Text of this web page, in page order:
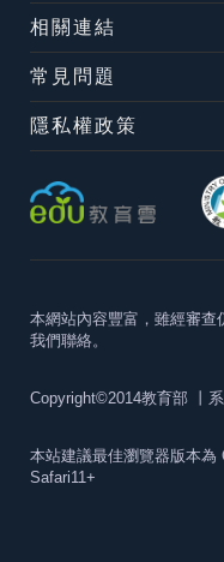
相關連結
常見問題
隱私權政策
本網站內容豐富，雖經審查
我們聯絡。
Copyright©2014教育部 丨
本站建議最佳瀏覽器版本為
Safari11+